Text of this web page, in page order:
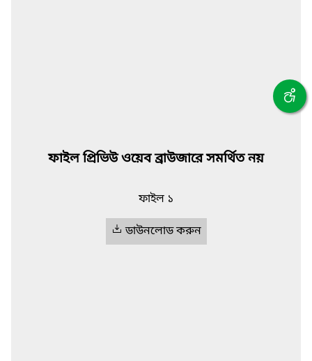
ফাইল প্রিভিউ ওয়েব ব্রাউজারে সমর্থিত নয়
ফাইল ১
ডাউনলোড করুন